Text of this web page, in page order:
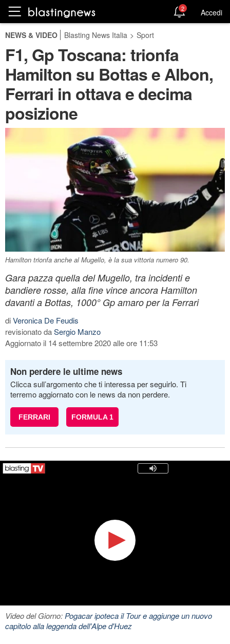
2 Accedi
NEWS & VIDEO Blasting News Italia > Sport
F1, Gp Toscana: trionfa
Hamilton su Bottas e Albon,
Ferrari in ottava e decima
posizione
Hamilton trionfa anche al Mugello, è la sua vittoria numero 90.
Gara pazza quella del Mugello, tra incidenti e
bandiere rosse, alla fine vince ancora Hamilton
davanti a Bottas, 1000° Gp amaro per la Ferrari
diVeronica De Feudis
revisionato daSergio Manzo
Aggiornato il 14 settembre 2020 alle ore 11:53
Non perdere le ultime news
Clicca sull’argomento che ti interessa per seguirlo. Ti
terremo aggiornato con le news da non perdere.
FERRARI FORMULA 1
Video del Giorno:Pogacar ipoteca il Tour e aggiunge un nuovo
capitolo alla leggenda dell'Alpe d'Huez